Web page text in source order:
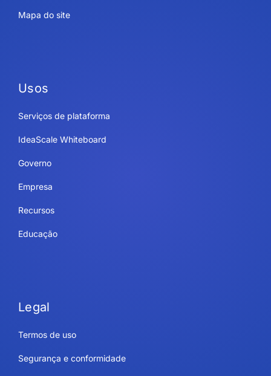
Mapa do site
Usos
Serviços de plataforma
IdeaScale Whiteboard
Governo
Empresa
Recursos
Educação
Legal
Termos de uso
Segurança e conformidade